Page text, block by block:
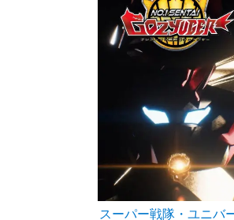
スーパー戦隊・ユニバ